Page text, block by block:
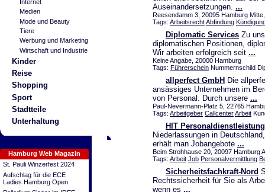
Internet
Medien
Mode und Beauty
Tiere
Werbung und Marketing
Wirtschaft und Industrie
Kinder
Reise
Shopping
Sport
Stadtteile
Unterhaltung
Hamburg Web Magazin
St. Pauli Winzerfest 2024
Aufschlag für die ECE
Ladies Hamburg Open
Auseinandersetzungen. ...
Reesendamm 3, 20095 Hamburg
Tags: ArbeitsrechtAbfindung
Diplomatic Services Zu
diplomatischen Positionen,
Wir arbeiten erfolgreich seit ...
Keine Angabe, 20000 Hamburg
Tags: Führerschein Nummernschild
allperfect GmbH Die
ansässiges Unternehmen im
von Personal. Durch unsere ...
Paul-Nevermann-Platz 5, 22765
Tags: Arbeitgeber CallcenterArbeit
HIT
Niederlassungen in
erhält man Jobangebote ...
Beim Strohhause 20, 20097 Hamburg
Tags: Arbeit Job Personalvermittlung
Sicherheitsfachkraft-Nord
Rechtssicherheit für Sie als
wenn es ...